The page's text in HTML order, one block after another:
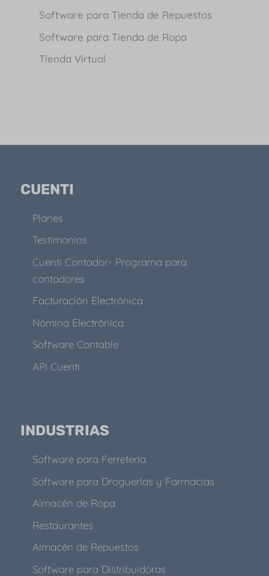
Software para Tienda de Repuestos
Software para Tienda de Ropa
Tienda Virtual
CUENTI
Planes
Testimonios
Cuenti Contador- Programa para
contadores
Facturación Electrónica
Nómina Electrónica
Software Contable
API Cuenti
INDUSTRIAS
Software para Ferretería
Software para Droguerías y Farmacias
Almacén de Ropa
Restaurantes
Almacén de Repuestos
Software para Distribuidoras